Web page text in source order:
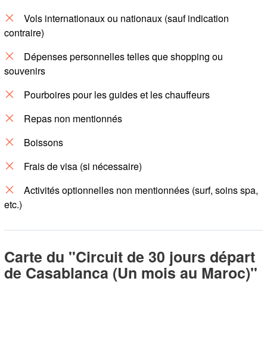
Vols internationaux ou nationaux (sauf indication
contraire)
Dépenses personnelles telles que shopping ou
souvenirs
Pourboires pour les guides et les chauffeurs
Repas non mentionnés
Boissons
Frais de visa (si nécessaire)
Activités optionnelles non mentionnées (surf, soins spa,
etc.)
Carte du "Circuit de 30 jours départ
de Casablanca (Un mois au Maroc)"